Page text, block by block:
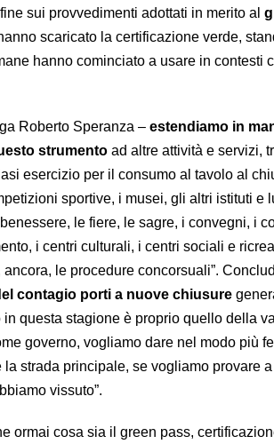
sui provvedimenti adottati in merito al
scaricato la certificazione verde,
hanno cominciato a usare in contesti
Roberto Speranza – estendiamo in
strumento ad altre attività e servizi,
esercizio per il consumo al tavolo al
sportive, i musei, gli altri istituti e
le fiere, le sagre, i convegni, i
i centri culturali, i centri sociali e
le procedure concorsuali”.
contagio porti a nuove chiusure
questa stagione è proprio quello della
governo, vogliamo dare nel modo più
strada principale, se vogliamo provare
vissuto”.
ormai cosa sia il green pass,